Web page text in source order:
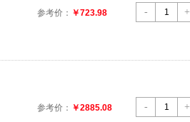
- +
参考价： ￥723.98
- +
参考价： ￥2885.08